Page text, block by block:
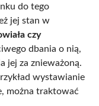
do tego
jej stan w
czy
dbania o nią,
jej za znieważoną.
wystawianie
można traktować